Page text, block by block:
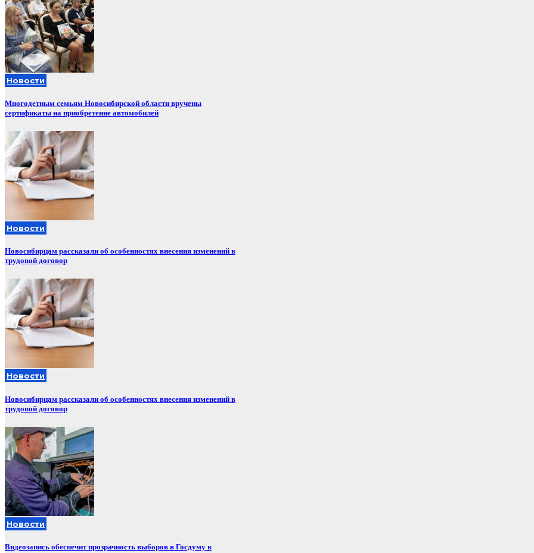
Новости
Многодетным семьям Новосибирской области вручены
сертификаты на приобретение автомобилей
Новости
Новосибирцам рассказали об особенностях внесения изменений в
трудовой договор
Новости
Новосибирцам рассказали об особенностях внесения изменений в
трудовой договор
Новости
Видеозапись обеспечит прозрачность выборов в Госдуму в